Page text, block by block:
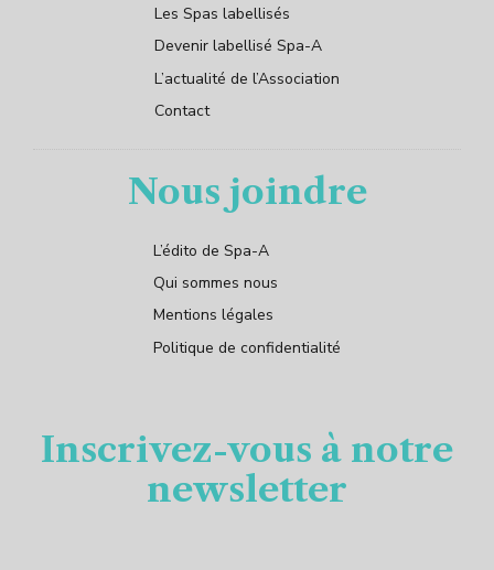
Les Spas labellisés
Devenir labellisé Spa-A
L’actualité de l’Association
Contact
Nous joindre
L’édito de Spa-A
Qui sommes nous
Mentions légales
Politique de confidentialité
Inscrivez-vous à notre
newsletter